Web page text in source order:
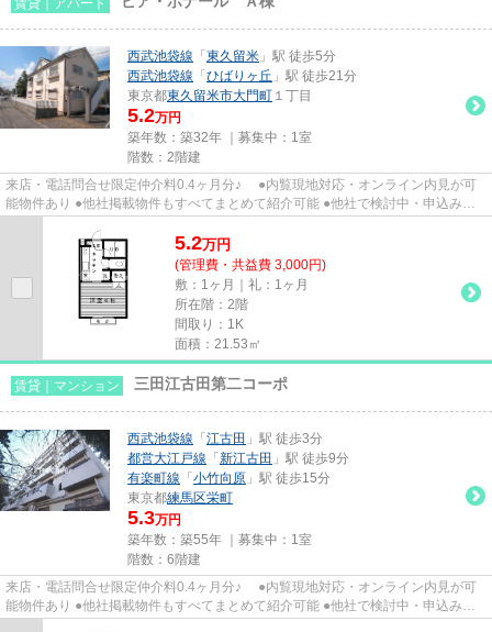
賃貸｜アパート
西武池袋線 「 東久留米 」駅 徒歩5分
西武池袋線 「 ひばりヶ丘 」駅 徒歩21分
東京都東久留米市大門町 １丁目
5.2万円
築年数：築32年 ｜募集中： 1室
階数：2階建
来店・電話問合せ限定仲介料0.4ヶ月分♪ ●内覧現地対応・オンライン内見が可
能物件あり ●他社掲載物件もすべてまとめて紹介可能 ●他社で検討中・申込み済
5.2万円
(管理費・共益費 3,000円)
敷：1ヶ月｜礼：1ヶ月
所在階：2階
間取り：1K
面積：21.53㎡
賃貸｜マンション 三田江古田第二コーポ
西武池袋線 「 江古田 」駅 徒歩3分
都営大江戸線 「 新江古田 」駅 徒歩9分
有楽町線 「 小竹向原 」駅 徒歩15分
東京都練馬区栄町
5.3万円
築年数：築55年 ｜募集中： 1室
階数：6階建
来店・電話問合せ限定仲介料0.4ヶ月分♪ ●内覧現地対応・オンライン内見が可
能物件あり ●他社掲載物件もすべてまとめて紹介可能 ●他社で検討中・申込み済